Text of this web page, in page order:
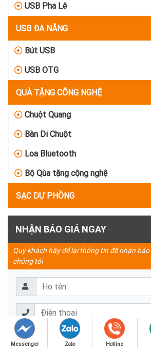
USB Pha Lê
USB ĐA NĂNG
Bút USB
USB OTG
QUÀ TẶNG CÔNG NGHỆ
Chuột Quang
Bàn Di Chuột
Loa Bluetooth
Bộ Qùa tặng cộng nghệ
SẠC DỰ PHÒNG
NHẬN BÁO GIÁ NGAY
Quý khách hãy để lại thông tin để nhận
chúng tôi
Messenger Zalo Hotline